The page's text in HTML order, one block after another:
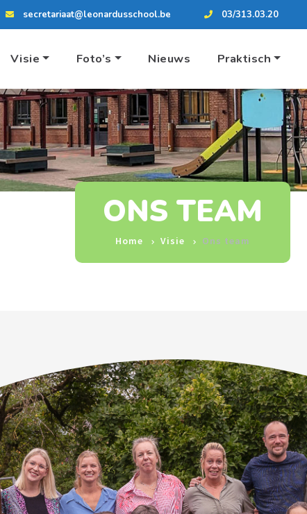
secretariaat@leonardusschool.be 03/313.03.20
Visie Foto’s Nieuws Praktisch
ONS TEAM
Home Visie Ons team